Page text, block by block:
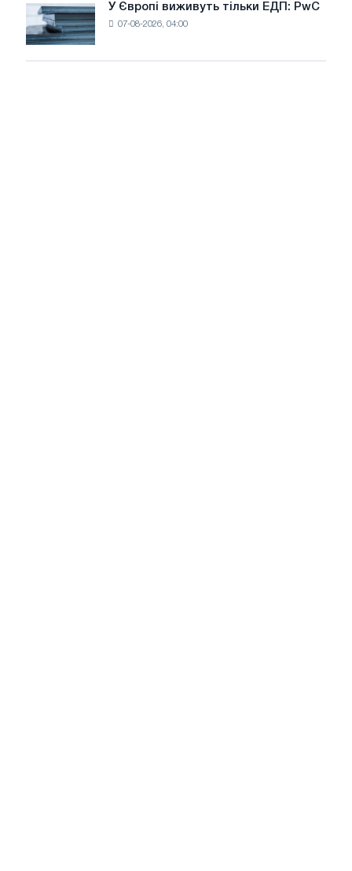
трамвайних
колій
Москви
і
Європі
виживуть
тільки
У Європі виживуть тільки ЕДП: PwC
07-08-2026, 04:00